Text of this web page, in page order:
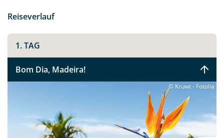
Atlantiks.Auch kulinarisch hat die Insel viel zu bieten:
Wärme braucht um sich zum süßen Gold zu wandeln.
Der „Peixe Espada Preto“ – schwarzer Degenfisch, den
Sie bitte zunächst probieren, bevor Sie ihn sich auf den
Tischen der Markthalle Funchals anschauen. Verpassen
sollten Sie keinesfalls Madeiras Nationalgericht
„Espetata“ - die aufgespießten Rinderstücke, welche
über den Holzkohlegrill zubereitet werden. Diese Reise
vereint alle Schönheiten der Insel: Natur, Meer,
Entspannung, Kultur, Tradition und Kulinarik. Ihr
Reiseverlauf
1. TAG
Bom Dia, Madeira!
© Kruwt - Fotolia